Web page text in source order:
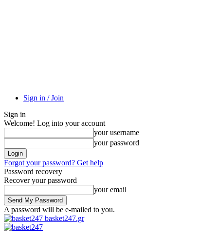
Sign in / Join
Sign in
Welcome! Log into your account
your username
your password
Forgot your password? Get help
Password recovery
Recover your password
your email
A password will be e-mailed to you.
basket247.gr